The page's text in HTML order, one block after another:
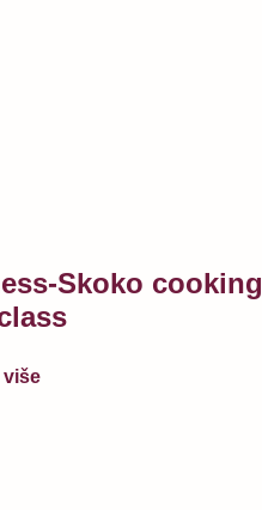
Skoko cooking
više